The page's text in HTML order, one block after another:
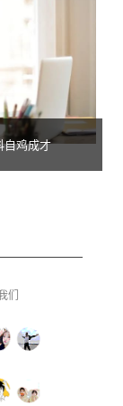
自鸡成才
们